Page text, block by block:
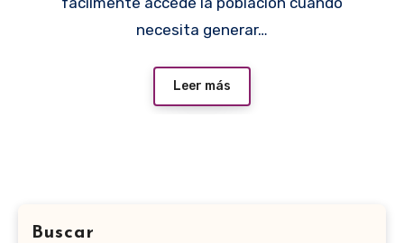
necesita generar…
Leer más
Buscar